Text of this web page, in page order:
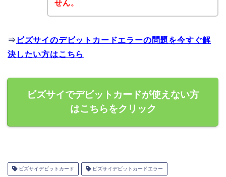
せん。
⇒ ビズサイのデビットカードエラーの問題を今すぐ解
決したい方はこちら
ビズサイでデビットカードが使えない方
はこちらをクリック
ビズサイデビットカード ビズサイデビットカードエラー